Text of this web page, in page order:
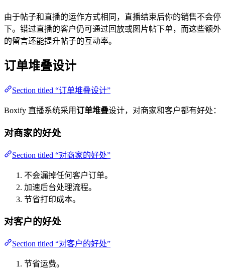
由于帖子和直播的运作方式相同，直播结束后你的销售不会停
下。错过直播的客户仍可通过回放或图片帖下单，而这些额外
的留言还能提升帖子的互动率。
订单堆叠设计
Section titled “订单堆叠设计”
Boxify 直播系统采用订单堆叠设计，对商家和客户都有好处：
对商家的好处
Section titled “对商家的好处”
不会漏掉任何客户订单。
加速后台处理流程。
节省打印成本。
对客户的好处
Section titled “对客户的好处”
节省运费。